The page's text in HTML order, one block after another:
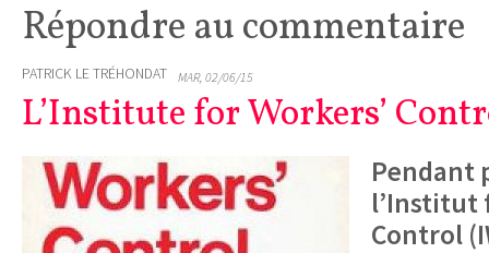
Répondre au commentaire
PATRICK LE TRÉHONDAT MAR, 02/06/15
L’Institute for Workers’
Pendant
l’Institut
Control